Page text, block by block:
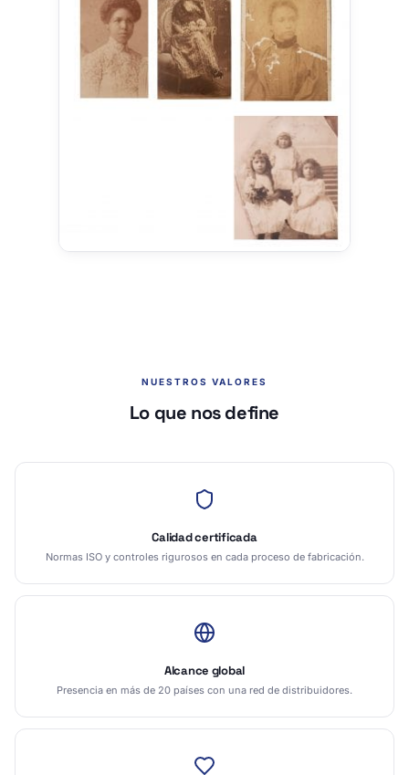
NUESTROS VALORES
Lo que nos define
Calidad certificada
Normas ISO y controles rigurosos en cada proceso de fabricación.
Alcance global
Presencia en más de 20 países con una red de distribuidores.